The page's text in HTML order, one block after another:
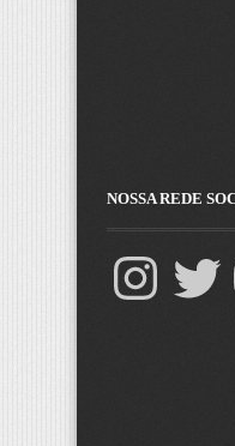
NOSSA REDE